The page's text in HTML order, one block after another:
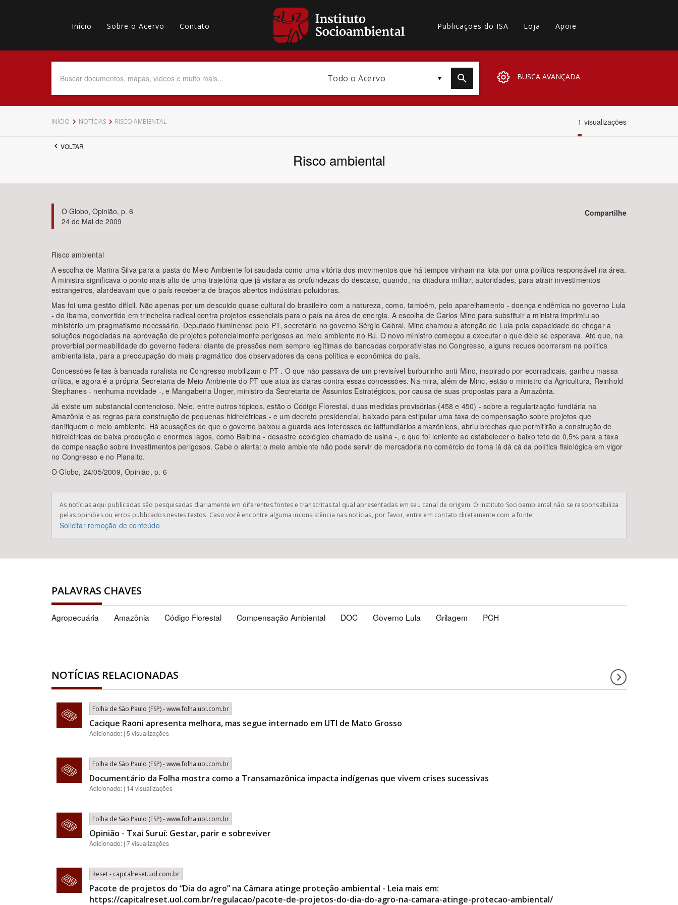
Main
navigation
Início Sobre o Acervo Contato
secundário
Publicações do ISA Loja Apoie
Todo o Acervo BUSCA AVANÇADA
Data do Documento
Tema
Área de Levantamento Área Protegida
BUSCAR
INÍCIO NOTÍCIAS RISCO AMBIENTAL 1 visualizações
VOLTAR
Risco ambiental
O Globo, Opinião, p. 6
24 de Mai de 2009
Compartilhe
Risco ambiental
A escolha de Marina Silva para a pasta do Meio Ambiente foi saudada como uma vitória dos movimentos que há tempos vinham na luta por uma política responsável na área.
A ministra significava o ponto mais alto de uma trajetória que já visitara as profundezas do descaso, quando, na ditadura militar, autoridades, para atrair investimentos
estrangeiros, alardeavam que o país receberia de braços abertos indústrias poluidoras.
Mas foi uma gestão difícil. Não apenas por um descuido quase cultural do brasileiro com a natureza, como, também, pelo aparelhamento - doença endêmica no governo Lula
- do Ibama, convertido em trincheira radical contra projetos essenciais para o país na área de energia. A escolha de Carlos Minc para substituir a ministra imprimiu ao
ministério um pragmatismo necessário. Deputado fluminense pelo PT, secretário no governo Sérgio Cabral, Minc chamou a atenção de Lula pela capacidade de chegar a
soluções negociadas na aprovação de projetos potencialmente perigosos ao meio ambiente no RJ. O novo ministro começou a executar o que dele se esperava. Até que, na
proverbial permeabilidade do governo federal diante de pressões nem sempre legítimas de bancadas corporativistas no Congresso, alguns recuos ocorreram na política
ambientalista, para a preocupação do mais pragmático dos observadores da cena política e econômica do país.
Concessões feitas à bancada ruralista no Congresso mobilizam o PT . O que não passava de um previsível burburinho anti-Minc, inspirado por ecorradicais, ganhou massa
crítica, e agora é a própria Secretaria de Meio Ambiente do PT que atua às claras contra essas concessões. Na mira, além de Minc, estão o ministro da Agricultura, Reinhold
Stephanes - nenhuma novidade -, e Mangabeira Unger, ministro da Secretaria de Assuntos Estratégicos, por causa de suas propostas para a Amazônia.
Já existe um substancial contencioso. Nele, entre outros tópicos, estão o Código Florestal, duas medidas provisórias (458 e 450) - sobre a regularização fundiária na
Amazônia e as regras para construção de pequenas hidrelétricas - e um decreto presidencial, baixado para estipular uma taxa de compensação sobre projetos que
danifiquem o meio ambiente. Há acusações de que o governo baixou a guarda aos interesses de latifundiários amazônicos, abriu brechas que permitirão a construção de
hidrelétricas de baixa produção e enormes lagos, como Balbina - desastre ecológico chamado de usina -, e que foi leniente ao estabelecer o baixo teto de 0,5% para a taxa
de compensação sobre investimentos perigosos. Cabe o alerta: o meio ambiente não pode servir de mercadoria no comércio do toma lá dá cá da política fisiológica em vigor
no Congresso e no Planalto.
O Globo, 24/05/2009, Opinião, p. 6
As notícias aqui publicadas são pesquisadas diariamente em diferentes fontes e transcritas tal qual apresentadas em seu canal de origem. O Instituto Socioambiental não se responsabiliza
pelas opiniões ou erros publicados nestes textos. Caso você encontre alguma inconsistência nas notícias, por favor, entre em contato diretamente com a fonte.
Solicitar remoção de conteúdo
PALAVRAS CHAVES
Agropecuária Amazônia Código Florestal Compensação Ambiental DOC Governo Lula Grilagem PCH
NOTÍCIAS RELACIONADAS
Folha de São Paulo (FSP) - www.folha.uol.com.br
Cacique Raoni apresenta melhora, mas segue internado em UTI de Mato Grosso
Adicionado: | 5 visualizações
Folha de São Paulo (FSP) - www.folha.uol.com.br
Documentário da Folha mostra como a Transamazônica impacta indígenas que vivem crises sucessivas
Adicionado: | 14 visualizações
Folha de São Paulo (FSP) - www.folha.uol.com.br
Opinião - Txai Suruí: Gestar, parir e sobreviver
Adicionado: | 7 visualizações
Reset - capitalreset.uol.com.br
Pacote de projetos do “Dia do agro” na Câmara atinge proteção ambiental - Leia mais em:
https://capitalreset.uol.com.br/regulacao/pacote-de-projetos-do-dia-do-agro-na-camara-atinge-protecao-ambiental/